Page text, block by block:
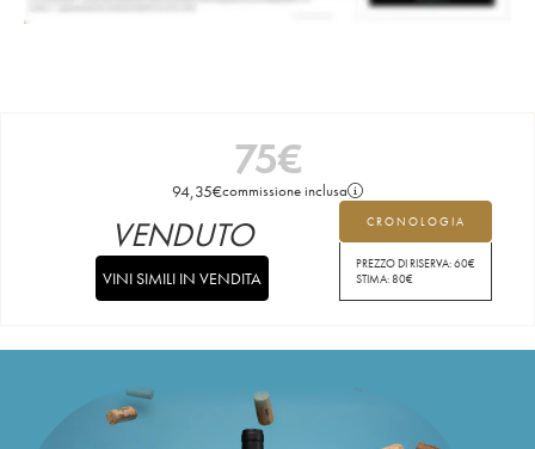
75€
94,35€commissione inclusa
CRONOLOGIA
PREZZO DI RISERVA:60€
STIMA:80€
VENDUTO
VINI SIMILI IN VENDITA